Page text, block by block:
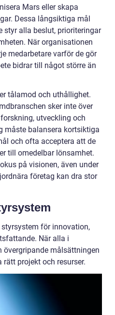
Mars eller skapa
Dessa långsiktiga mål
styr alla beslut, prioriteringar
När organisationen
medarbetare varför de gör
bidrar till något större än
tålamod och uthållighet.
sker inte över
utveckling och
måste balansera kortsiktiga
och ofta acceptera att de
till omedelbar lönsamhet.
på visionen, även under
företag kan dra stor
för innovation,
När alla i
målsättningen
projekt och resurser.